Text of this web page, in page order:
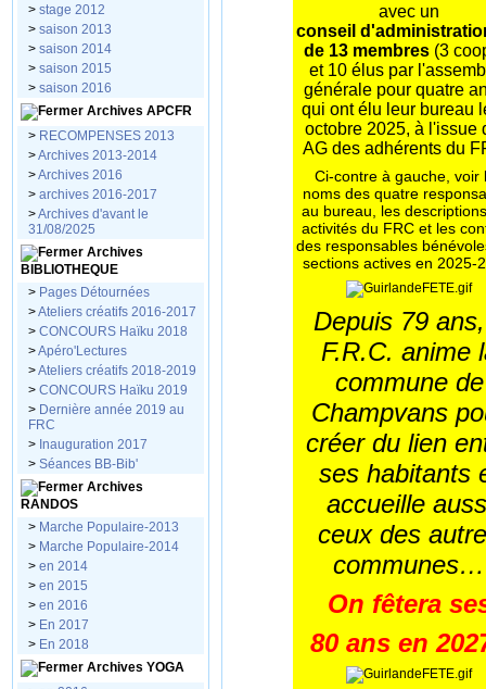
> stage 2012
> saison 2013
> saison 2014
> saison 2015
> saison 2016
Archives APCFR
> RECOMPENSES 2013
>Archives 2013-2014
>Archives 2016
> archives 2016-2017
>Archives d'avant le
31/08/2025
Archives
BIBLIOTHEQUE
> Pages Détournées
>Ateliers créatifs 2016-2017
> CONCOURS Haïku 2018
>Apéro'Lectures
>Ateliers créatifs 2018-2019
> CONCOURS Haïku 2019
> Dernière année 2019 au
FRC
> Inauguration 2017
> Séances BB-Bib'
Archives
RANDOS
> Marche Populaire-2013
> Marche Populaire-2014
> en 2014
> en 2015
> en 2016
> En 2017
> En 2018
Archives YOGA
avec un
conseil
de 13 membres (3
et 10 élus par
générale pour quatre
qui ont élu leur bureau
octobre 2025, à l'issue
AG des adhérents du
Ci-contre à gauche, voir
noms des quatre
au bureau, les
activités du FRC et les
des responsables
sections actives en 2025-
Depuis 79
F.R.C. anime
commune de
Champvans
créer du lien
ses habitants
accueille
ceux des
communes…
On fêtera
80 ans en